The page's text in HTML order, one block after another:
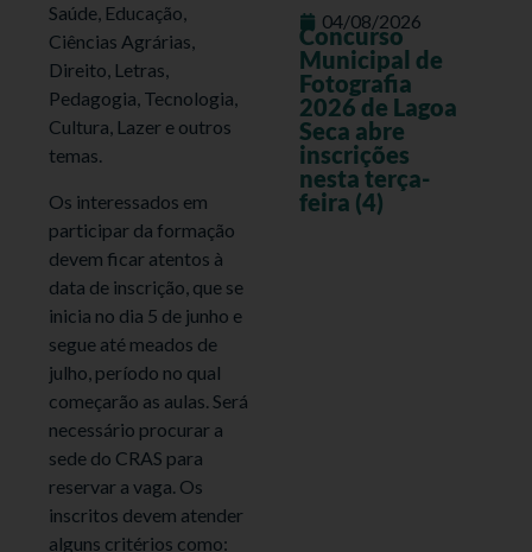
Saúde, Educação,
Ciências Agrárias,
Direito, Letras,
Pedagogia, Tecnologia,
Cultura, Lazer e outros
temas.
Os interessados em
participar da formação
devem ficar atentos à
data de inscrição, que se
inicia no dia 5 de junho e
segue até meados de
julho, período no qual
começarão as aulas. Será
necessário procurar a
sede do CRAS para
reservar a vaga. Os
inscritos devem atender
alguns critérios como:
04/08/2026
Concurso
Municipal de
Fotografia
2026 de Lagoa
Seca abre
inscrições
nesta terça-
feira (4)